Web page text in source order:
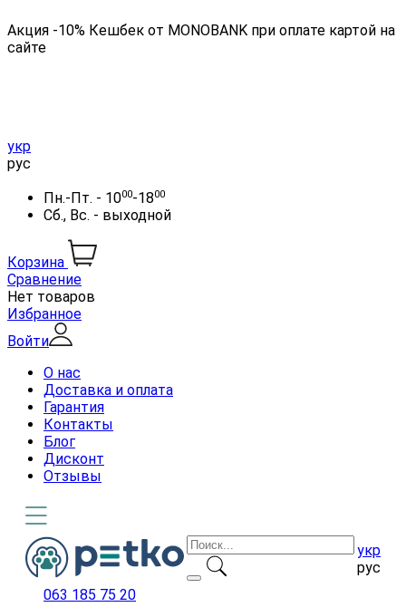
Акция -10% Кешбек от MONOBANK при оплате картой на
сайте
укр
рус
Пн.-Пт. - 1000-1800
Сб., Вс. - выходной
Корзина
Сравнение
Нет товаров
Избранное
Войти
О нас
Доставка и оплата
Гарантия
Контакты
Блог
Дисконт
Отзывы
укр
рус
063 185 75 20